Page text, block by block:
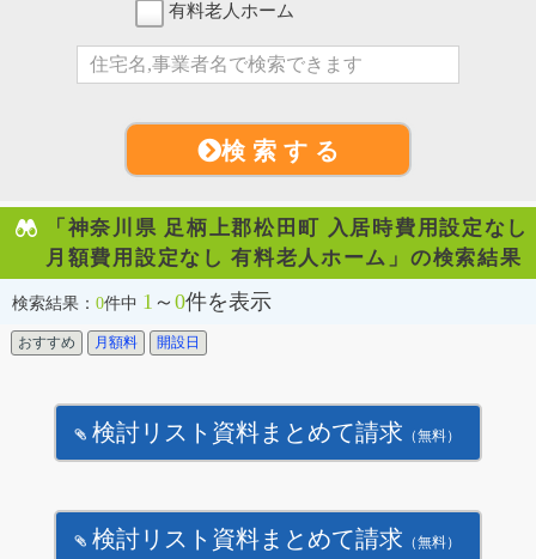
有料老人ホーム
検 索 す る
「神奈川県 足柄上郡松田町 入居時費用設定なし
月額費用設定なし 有料老人ホーム」の検索結果
検索結果： 0件中 1 ～ 0件を表示
おすすめ 月額料 開設日
検討リスト資料まとめて請求 （無料）
検討リスト資料まとめて請求 （無料）